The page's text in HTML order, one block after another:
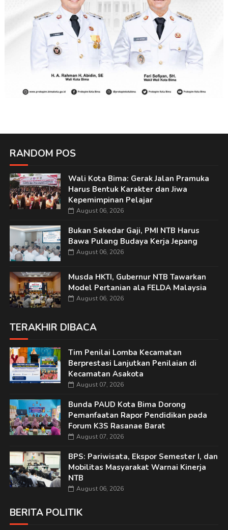
RANDOM POS
Wali Kota Bima: Gerak Jalan Pramuka
Harus Bentuk Karakter dan Jiwa
Kepemimpinan Pelajar
August 06, 2026
Bukan Sekedar Gaji, PMI NTB Harus
Bawa Pulang Budaya Kerja Jepang
August 06, 2026
Musda HKTI, Gubernur NTB Tawarkan
Model Pertanian ala FELDA Malaysia
August 06, 2026
TERAKHIR DIBACA
Tim Penilai Lomba Kecamatan
Berprestasi Lanjutkan Penilaian di
Kecamatan Asakota
August 07, 2026
Bunda PAUD Kota Bima Dorong
Pemanfaatan Rapor Pendidikan pada
Forum K3S Rasanae Barat
August 07, 2026
BPS: Pariwisata, Ekspor Semester I, dan
Mobilitas Masyarakat Warnai Kinerja
NTB
August 06, 2026
BERITA POLITIK